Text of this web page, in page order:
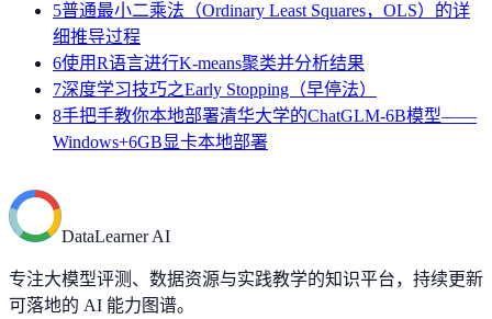
5普通最小二乘法（Ordinary Least Squares，OLS）的详
细推导过程
6使用R语言进行K-means聚类并分析结果
7深度学习技巧之Early Stopping（早停法）
8手把手教你本地部署清华大学的ChatGLM-6B模型——
Windows+6GB显卡本地部署
DataLearner AI
专注大模型评测、数据资源与实践教学的知识平台，持续更新
可落地的 AI 能力图谱。